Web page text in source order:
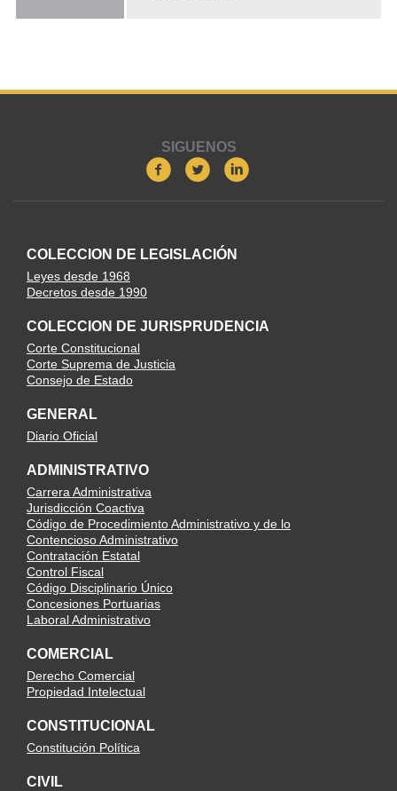
SIGUENOS
COLECCION DE LEGISLACIÓN
Leyes desde 1968
Decretos desde 1990
COLECCION DE JURISPRUDENCIA
Corte Constitucional
Corte Suprema de Justicia
Consejo de Estado
GENERAL
Diario Oficial
ADMINISTRATIVO
Carrera Administrativa
Jurisdicción Coactiva
Código de Procedimiento Administrativo y de lo
Contencioso Administrativo
Contratación Estatal
Control Fiscal
Código Disciplinario Único
Concesiones Portuarias
Laboral Administrativo
COMERCIAL
Derecho Comercial
Propiedad Intelectual
CONSTITUCIONAL
Constitución Política
CIVIL